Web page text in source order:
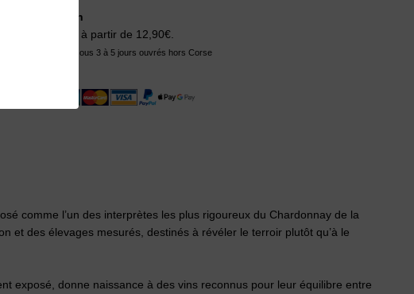
Livraison
Livraison à partir de 12,90€.
Expédition sous 3 à 5 jours ouvrés hors Corse
comme l’un des interprètes les plus rigoureux du Chardonnay de la
et des élevages mesurés, destinés à révéler le terroir plutôt qu’à le
exposé, donne naissance à des vins reconnus pour leur équilibre entre